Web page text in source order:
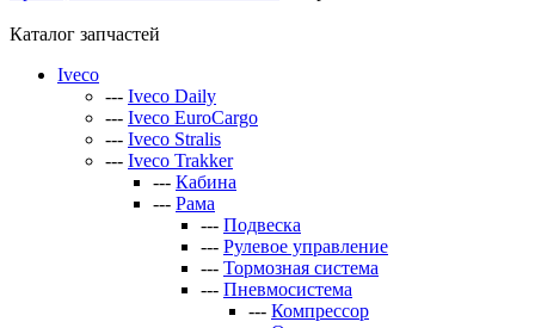
Каталог запчастей
Iveco
--- Iveco Daily
--- Iveco EuroCargo
--- Iveco Stralis
--- Iveco Trakker
--- Кабина
--- Рама
--- Подвеска
--- Рулевое управление
--- Тормозная система
--- Пневмосистема
--- Компрессор